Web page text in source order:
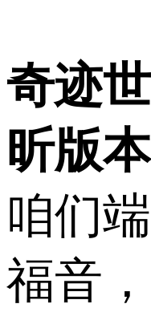
奇迹
昕版
咱们
福音